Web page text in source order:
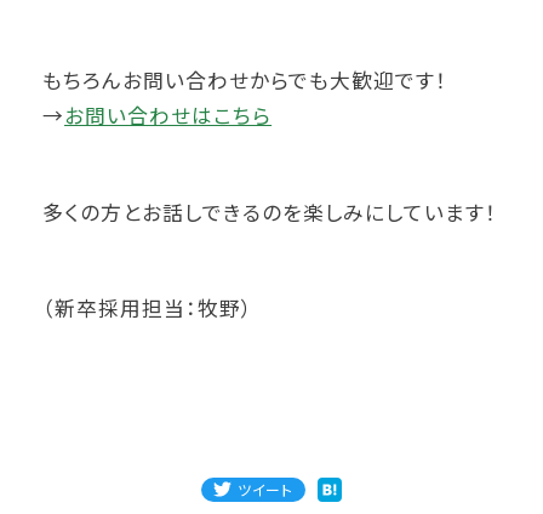
もちろんお問い合わせからでも大歓迎です！
→お問い合わせはこちら
多くの方とお話しできるのを楽しみにしています！
（新卒採用担当：牧野）
ツイート